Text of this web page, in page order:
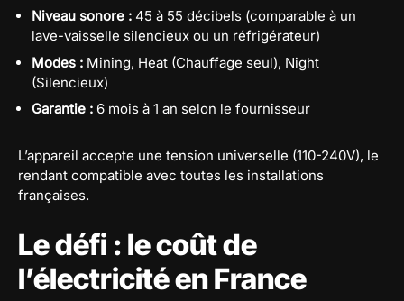
Niveau sonore : 45 à 55 décibels (comparable à un
lave-vaisselle silencieux ou un réfrigérateur)
Modes : Mining, Heat (Chauffage seul), Night
(Silencieux)
Garantie : 6 mois à 1 an selon le fournisseur
L’appareil accepte une tension universelle (110-240V), le
rendant compatible avec toutes les installations
françaises.
Le défi : le coût de
l’électricité en France